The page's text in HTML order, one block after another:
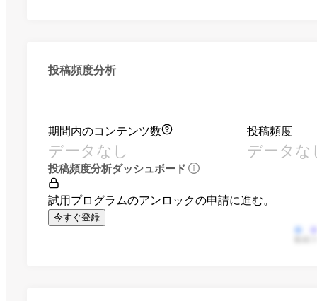
投稿頻度分析
期間内のコンテンツ数
データなし
投稿頻度
データな
投稿頻度分析ダッシュボード
試用プログラムのアンロックの申請に進む。
今すぐ登録